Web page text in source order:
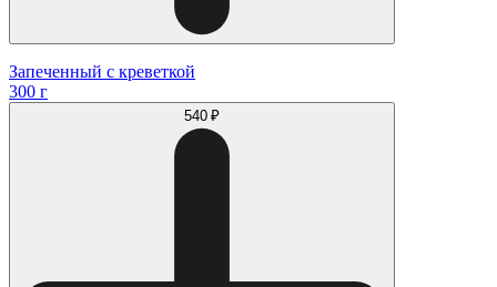
Запеченный с креветкой
300 г
540 ₽